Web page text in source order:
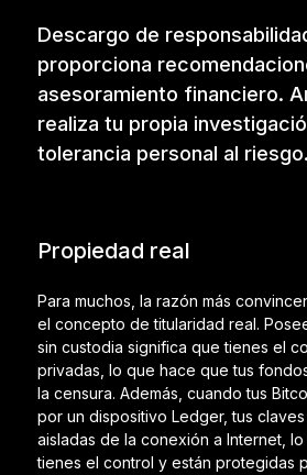
Descargo de
proporciona
asesoramiento financiero.
realiza tu propia
tolerancia personal al riesgo.
Propiedad real
Para muchos, la razón más
el concepto de titularidad real.
sin custodia significa que tienes el
privadas, lo que hace que tus
la censura. Además, cuando tus
por un dispositivo Ledger, tus
aisladas de la conexión a Internet,
tienes el control y están protegidas